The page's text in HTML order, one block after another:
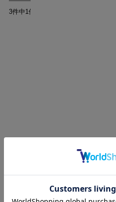
3件中1件～3件を表示